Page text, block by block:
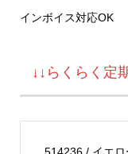
インボイス対応OK
↓↓らくらく定
514236 / イエ